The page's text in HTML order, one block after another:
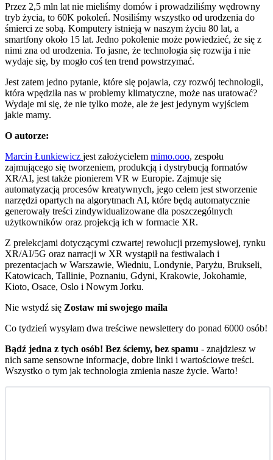
Przez 2,5 mln lat nie mieliśmy domów i prowadziliśmy wędrowny
tryb życia, to 60K pokoleń. Nosiliśmy wszystko od urodzenia do
śmierci ze sobą. Komputery istnieją w naszym życiu 80 lat, a
smartfony około 15 lat. Jedno pokolenie może powiedzieć, że się z
nimi zna od urodzenia. To jasne, że technologia się rozwija i nie
wydaje się, by mogło coś ten trend powstrzymać.
Jest zatem jedno pytanie, które się pojawia, czy rozwój technologii,
która wpędziła nas w problemy klimatyczne, może nas uratować?
Wydaje mi się, że nie tylko może, ale że jest jedynym wyjściem
jakie mamy.
O autorze:
Marcin Łunkiewicz jest założycielem mimo.ooo, zespołu
zajmującego się tworzeniem, produkcją i dystrybucją formatów
XR/AI, jest także pionierem VR w Europie. Zajmuje się
automatyzacją procesów kreatywnych, jego celem jest stworzenie
narzędzi opartych na algorytmach AI, które będą automatycznie
generowały treści zindywidualizowane dla poszczególnych
użytkowników oraz projekcją ich w formacie XR.
Z prelekcjami dotyczącymi czwartej rewolucji przemysłowej, rynku
XR/AI/5G oraz narracji w XR wystąpił na festiwalach i
prezentacjach w Warszawie, Wiedniu, Londynie, Paryżu, Brukseli,
Katowicach, Tallinie, Poznaniu, Gdyni, Krakowie, Jokohamie,
Kioto, Osace, Oslo i Nowym Jorku.
Nie wstydź się Zostaw mi swojego maila
Co tydzień wysyłam dwa treściwe newslettery do ponad 6000 osób!
Bądź jedna z tych osób! Bez ściemy, bez spamu - znajdziesz w
nich same sensowne informacje, dobre linki i wartościowe treści.
Wszystko o tym jak technologia zmienia nasze życie. Warto!